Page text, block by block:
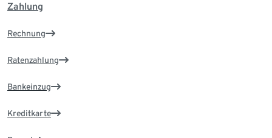
Zahlung
Rechnung
Ratenzahlung
Bankeinzug
Kreditkarte